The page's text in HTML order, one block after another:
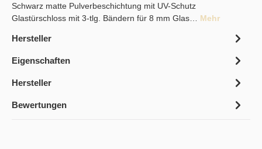
Schwarz matte Pulverbeschichtung mit UV-Schutz
Glastürschloss mit 3-tlg. Bändern für 8 mm Glas… Mehr
Hersteller
Eigenschaften
Hersteller
Bewertungen